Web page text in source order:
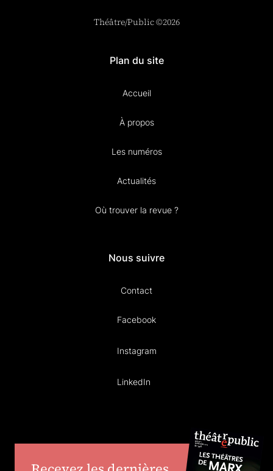
Théâtre/Public ©2026
Plan du site
Accueil
À propos
Les numéros
Actualités
Où trouver la revue ?
Nous suivre
Contact
Facebook
Instagram
LinkedIn